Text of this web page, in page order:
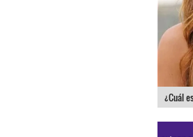
¿Cuál